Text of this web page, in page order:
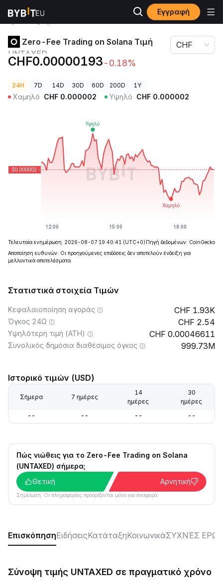
Εγγραφή
Τιμές
Zero-Fee Trading on Solana Τιμή
Zero-Fee Trading on Solana Τιμή
UNTAXED
CHF0.00000193-0.18%
CHF
24H 7D 14D 30D 60D 200D 1Y
Χαμηλό CHF 0.000002 Υψηλό CHF 0.000002
Τελευταία ενημέρωση: 2026-08-07 19:40:41 (UTC+0) Πηγή δεδομένων: CoinGecko
Αποποίηση ευθυνών: Οι προηγούμενες επιδόσεις δεν αποτελούν ένδειξη για
μελλοντικά αποτελέσματα.
Στατιστικά στοιχεία Τιμών
Κεφαλαιοποίηση αγοράς 1.93K
Όγκος 24Ω 2.54
Υψηλότερη τιμή (ATH) 0.00046611
Συνολικός δημόσια διαθέσιμος όγκος 999.73M
Ιστορικό τιμών (USD)
Σήμερα 7 ημέρες
14
ημέρες
30
ημέρες
-- -- -- --
Πώς νιώθεις για το Zero-Fee Trading on Solana
(UNTAXED) σήμερα;
Θετική
Αρνητική
Σημείωση: Οι πληροφορίες προορίζονται μόνο για αναφορά.
ΕπισκόπησηΕιδήσειςΚατάταξηΚοινωνικάΣΥΧΝΈΣ
Σύνοψη τιμής UNTAXED σε πραγματικό χρόνο